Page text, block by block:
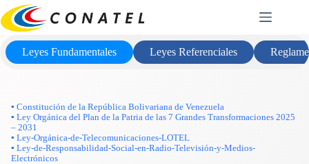
Saltar
al
contenido
Marco Legal
Leyes Fundamentales Leyes Referenciales
▪ Constitución de la República Bolivariana de Venezuela
▪ Ley Orgánica del Plan de la Patria de las 7 Grandes Transformaciones 2025
– 2031
▪ Ley-Orgánica-de-Telecomunicaciones-LOTEL
▪ Ley-de-Responsabilidad-Social-en-Radio-Televisión-y-Medios-
Electrónicos